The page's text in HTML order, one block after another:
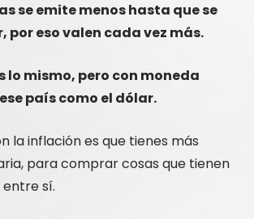
se emite menos hasta que se
por eso valen cada vez más.
lo mismo, pero con moneda
país como el dólar.
la inflación es que tienes más
para comprar cosas que tienen
sí.